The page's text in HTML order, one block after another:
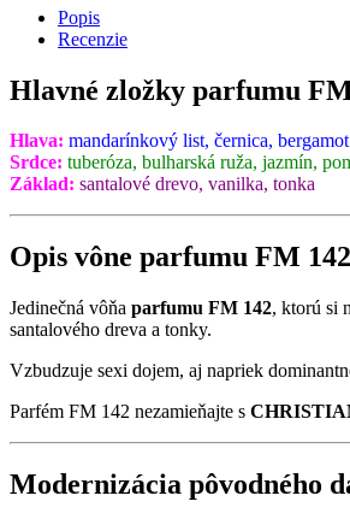
Popis
Recenzie
Hlavné zložky parfumu
Hlava: mandarínkový list, černica, bergamot
Srdce: tuberóza, bulharská ruža, jazmín,
Základ: santalové drevo, vanilka, tonka
Opis vône parfumu FM
Jedinečná vôňa parfumu FM 142, ktorú si
santalového dreva a tonky.
Vzbudzuje sexi dojem, aj napriek
Parfém FM 142 nezamieňajte s
Modernizácia pôvodného